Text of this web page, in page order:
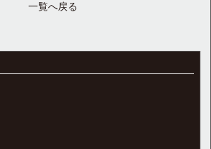
一覧へ戻る